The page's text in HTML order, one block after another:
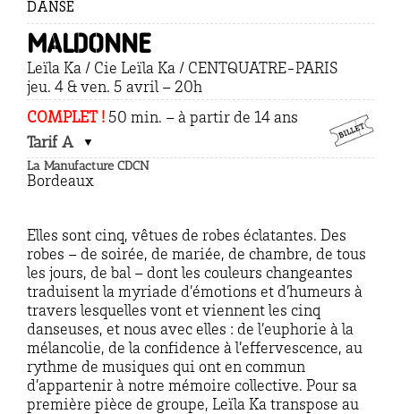
DANSE
Maldonne
Leïla Ka / Cie Leïla Ka / CENTQUATRE-PARIS
jeu. 4 & ven. 5 avril – 20h
COMPLET ! 50 min. – à partir de 14 ans
Tarif A
La Manufacture CDCN
Bordeaux
Elles sont cinq, vêtues de robes éclatantes. Des
robes – de soirée, de mariée, de chambre, de tous
les jours, de bal – dont les couleurs changeantes
traduisent la myriade d’émotions et d’humeurs à
travers lesquelles vont et viennent les cinq
danseuses, et nous avec elles : de l’euphorie à la
mélancolie, de la confidence à l’effervescence, au
rythme de musiques qui ont en commun
d’appartenir à notre mémoire collective. Pour sa
première pièce de groupe, Leïla Ka transpose au